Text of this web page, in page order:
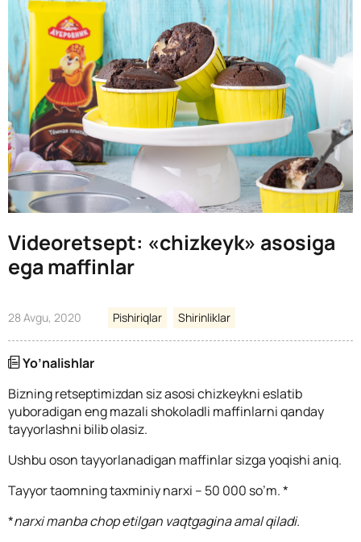
Videoretsept: «chizkeyk» asosiga
ega maffinlar
28 Avgu, 2020 Pishiriqlar Shirinliklar
Yo’nalishlar
Bizning retseptimizdan siz asosi chizkeykni eslatib
yuboradigan eng mazali shokoladli maffinlarni qanday
tayyorlashni bilib olasiz.
Ushbu oson tayyorlanadigan maffinlar sizga yoqishi aniq.
Tayyor taomning taxminiy narxi – 50 000 so’m. *
*narxi manba chop etilgan vaqtgagina amal qiladi.